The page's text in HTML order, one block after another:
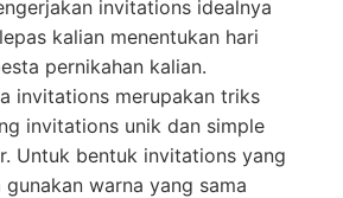
invitations idealnya
kalian menentukan hari
pernikahan kalian.
invitations merupakan triks
invitations unik dan simple
Untuk bentuk invitations yang
warna yang sama